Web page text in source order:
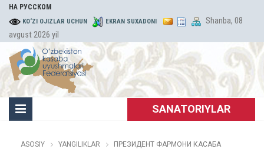
НА РУССКОМ
KO‘ZI OJIZLAR UCHUN EKRAN SUXADONI
Shanba, 08
avgust 2026 yil
SANATORIYLAR
ASOSIY YANGILIKLAR
ПРЕЗИДЕНТ ФАРМОНИ КАСАБА